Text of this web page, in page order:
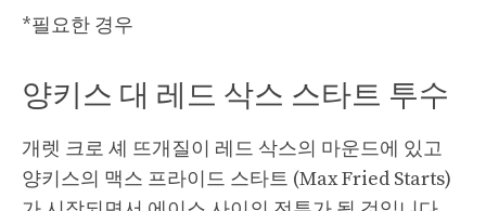
*필요한 경우
양키스 대 레드 삭스 스타트 투수
개렛 크로 셰 뜨개질이 레드 삭스의 마운드에 있고
양키스의 맥스 프라이드 스타트 ​​(Max Fried Starts)